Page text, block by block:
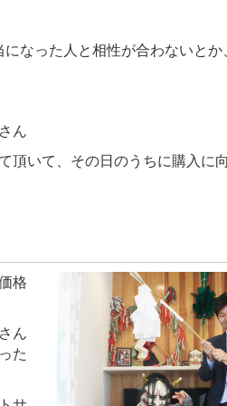
なった人と相性が合わないと
ん
頂いて、その日のうちに購入に
格
ん
た